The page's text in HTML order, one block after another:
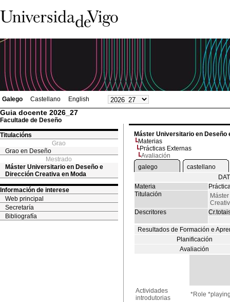
Galego Castellano English
Guia docente 2026_27
Facultade de Deseño
Titulacións
Grao
Grao en Deseño
Mestrado
Máster Universitario en Deseño e
Dirección Creativa en Moda
Información de interese
Web principal
Secretaría
Bibliografía
Máster Universitario en Deseño
Materias
Prácticas Externas
Avaliación
galego
castellano
Materia
Titulación
Descritores
Resultados de Formación e
Planificación
Avaliación
Actividades
introdutorias
*Role